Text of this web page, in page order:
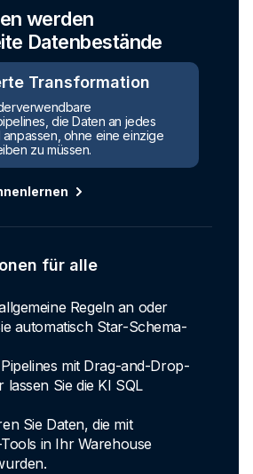
werden
Datenbestände
Transformation
die Daten an jedes
ohne eine einzige
zu müssen.
für alle
Regeln an oder
automatisch Star-Schema-
mit Drag-and-Drop-
lassen Sie die KI SQL
Sie Daten, die mit
in Ihr Warehouse